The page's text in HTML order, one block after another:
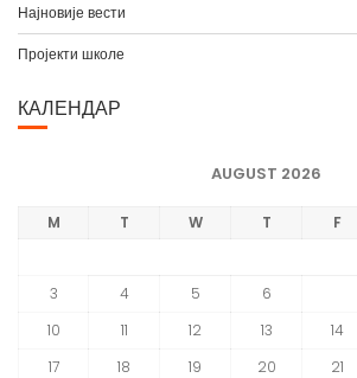
Најновије вести
Пројекти школе
КАЛЕНДАР
AUGUST 2026
M T W T F
3
4 5 6
10
11 12 13 14
17
18 19 20 21